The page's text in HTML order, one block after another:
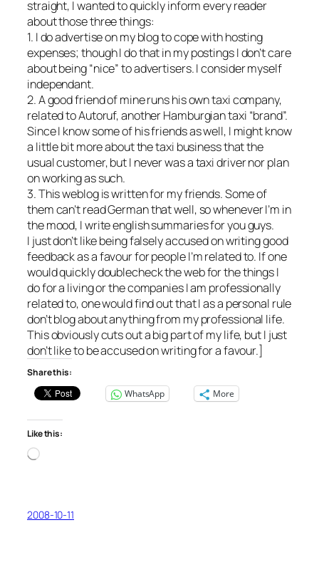
straight, I wanted to quickly inform every reader
about those three things:
1. I do advertise on my blog to cope with hosting
expenses; though I do that in my postings I don’t care
about being “nice” to advertisers. I consider myself
independant.
2. A good friend of mine runs his own taxi company,
related to Autoruf, another Hamburgian taxi “brand”.
Since I know some of his friends as well, I might know
a little bit more about the taxi business that the
usual customer, but I never was a taxi driver nor plan
on working as such.
3. This weblog is written for my friends. Some of
them can’t read German that well, so whenever I’m in
the mood, I write english summaries for you guys.
I just don’t like being falsely accused on writing good
feedback as a favour for people I’m related to. If one
would quickly doublecheck the web for the things I
do for a living or the companies I am professionally
related to, one would find out that I as a personal rule
don’t blog about anything from my professional life.
This obviously cuts out a big part of my life, but I just
don’t like to be accused on writing for a favour.]
Share this:
WhatsApp
More
Like this:
Loading…
2008-10-11